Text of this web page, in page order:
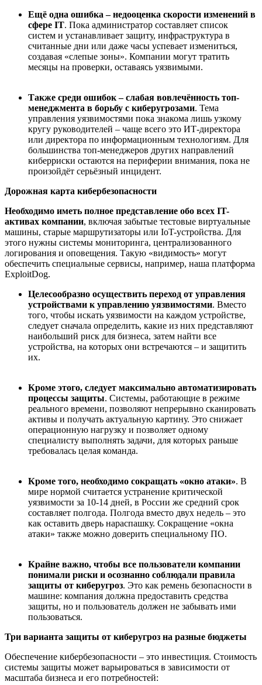
Ещё одна ошибка – недооценка скорости изменений в
сфере IT. Пока администратор составляет список
систем и устанавливает защиту, инфраструктура в
считанные дни или даже часы успевает измениться,
создавая «слепые зоны». Компании могут тратить
месяцы на проверки, оставаясь уязвимыми.
Также среди ошибок – слабая вовлечённость топ-
менеджмента в борьбу с киберугрозами. Тема
управления уязвимостями пока знакома лишь узкому
кругу руководителей – чаще всего это ИТ-директора
или директора по информационным технологиям. Для
большинства топ-менеджеров других направлений
киберриски остаются на периферии внимания, пока не
произойдёт серьёзный инцидент.
Дорожная карта кибербезопасности
Необходимо иметь полное представление обо всех IT-
активах компании, включая забытые тестовые виртуальные
машины, старые маршрутизаторы или IoT-устройства. Для
этого нужны системы мониторинга, централизованного
логирования и оповещения. Такую «видимость» могут
обеспечить специальные сервисы, например, наша платформа
ExploitDog.
Целесообразно осуществить переход от управления
устройствами к управлению уязвимостями. Вместо
того, чтобы искать уязвимости на каждом устройстве,
следует сначала определить, какие из них представляют
наибольший риск для бизнеса, затем найти все
устройства, на которых они встречаются – и защитить
их.
Кроме этого, следует максимально автоматизировать
процессы защиты. Системы, работающие в режиме
реального времени, позволяют непрерывно сканировать
активы и получать актуальную картину. Это снижает
операционную нагрузку и позволяет одному
специалисту выполнять задачи, для которых раньше
требовалась целая команда.
Кроме того, необходимо сокращать «окно атаки». В
мире нормой считается устранение критической
уязвимости за 10-14 дней, в России же средний срок
составляет полгода. Полгода вместо двух недель – это
как оставить дверь нараспашку. Сокращение «окна
атаки» также можно доверить специальному ПО.
Крайне важно, чтобы все пользователи компании
понимали риски и осознанно соблюдали правила
защиты от киберугроз. Это как ремень безопасности в
машине: компания должна предоставить средства
защиты, но и пользователь должен не забывать ими
пользоваться.
Три варианта защиты от киберугроз на разные бюджеты
Обеспечение кибербезопасности – это инвестиция. Стоимость
системы защиты может варьироваться в зависимости от
масштаба бизнеса и его потребностей: